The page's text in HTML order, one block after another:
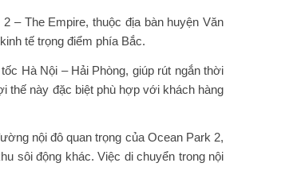
– The Empire, thuộc địa bàn huyện Văn
tế trọng điểm phía Bắc.
Hà Nội – Hải Phòng, giúp rút ngắn thời
thế này đặc biệt phù hợp với khách hàng
nội đô quan trọng của Ocean Park 2,
sôi động khác. Việc di chuyển trong nội